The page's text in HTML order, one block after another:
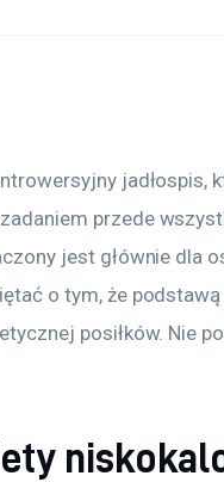
jadłospis,
przede
jest głównie dla
o tym, że
posiłków. Nie